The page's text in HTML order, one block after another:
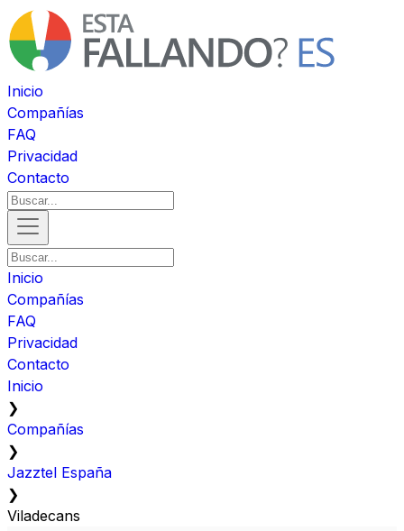
Inicio
Compañías
FAQ
Privacidad
Contacto
Inicio
Compañías
FAQ
Privacidad
Contacto
Inicio
❯
Compañías
❯
Jazztel España
❯
Viladecans